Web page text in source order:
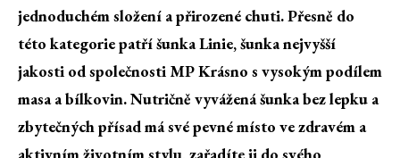
jednoduchém složení a přirozené chuti. Přesně do
této kategorie patří šunka Linie, šunka nejvyšší
jakosti od společnosti MP Krásno s vysokým podílem
masa a bílkovin. Nutričně vyvážená šunka bez lepku a
zbytečných přísad má své pevné místo ve zdravém a